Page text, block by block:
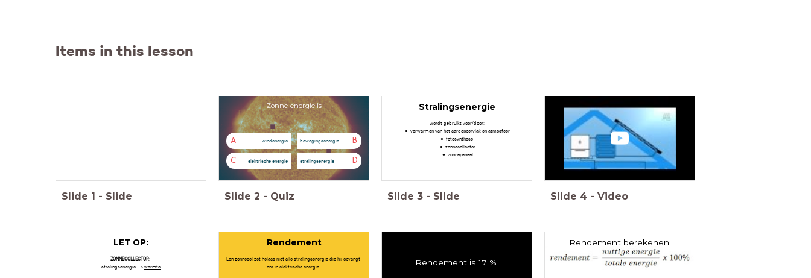
Items in this lesson
Slide 1 - Slide
Zonne-energie is
A windenergie B
bewegingsenergie
C elektrische energie D
stralingsenergie
Slide 2 - Quiz
Stralingsenergie
wordt gebruikt voor/door:
verwarmen van het aardoppervlak en atmosfeer
fotosynthese
zonnecollector
zonnepaneel
Slide 3 - Slide Slide 4 - Video
LET OP:
ZONNECOLLECTOR:
stralingsenergie --> warmte
Rendement
Een zonnecel zet helaas niet alle stralingsenergie die hij opvangt,
om in elektrische energie.
Rendement is 17 %
Rendement berekenen: